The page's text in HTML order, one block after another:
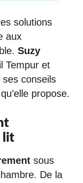
solutions
aux
Suzy
Tempur et
conseils
propose.
lit
sous
De la